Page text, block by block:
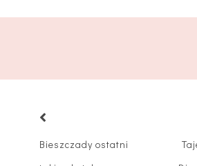
Bieszczady ostatni